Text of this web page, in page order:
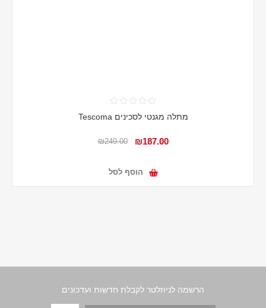
מתלה מגנטי לסכינים Tescoma
₪187.00
₪249.00
הוסף לסל
הרשמה לניוזלטר לקבלת חדשות ועדכונים